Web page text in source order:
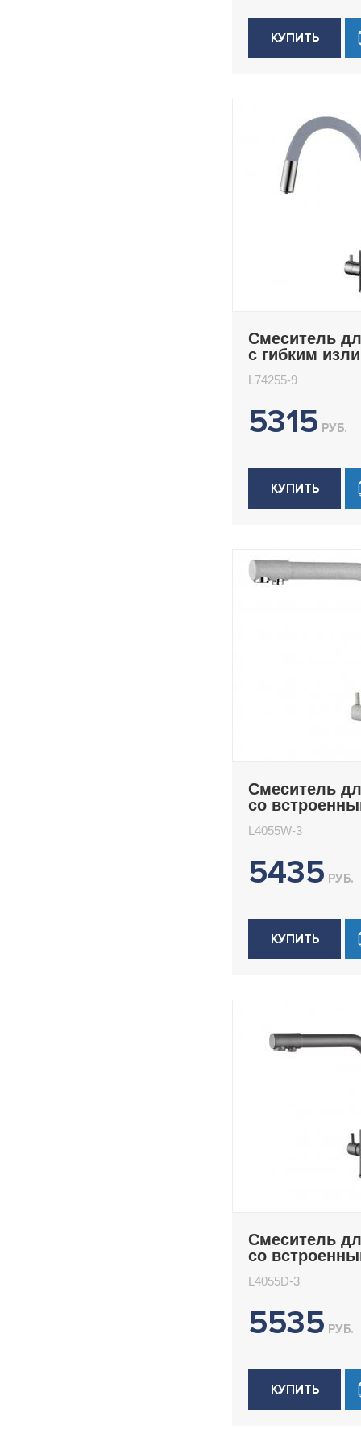
КУПИТЬ
Смеситель
с гибким
L74255-9
5315 РУБ.
КУПИТЬ
Смеситель
со
под
L4055W-3
5435 РУБ.
КУПИТЬ
Смеситель
со
под
L4055D-3
5535 РУБ.
КУПИТЬ